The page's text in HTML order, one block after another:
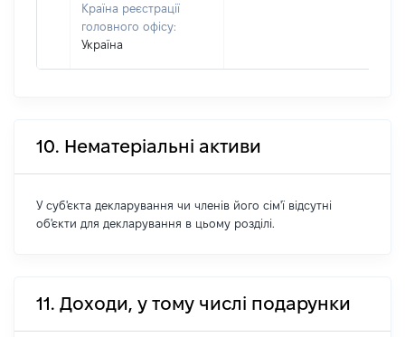
Країна реєстрації
головного офісу:
Україна
10. Нематеріальні активи
У суб'єкта декларування чи членів його сім'ї відсутні
об'єкти для декларування в цьому розділі.
11. Доходи, у тому числі подарунки